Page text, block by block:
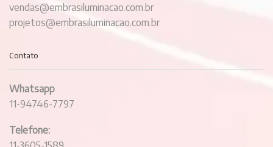
vendas@embrasiluminacao.com.br
projetos@embrasiluminacao.com.br
Contato
Whatsapp
11-94746-7797
Telefone: